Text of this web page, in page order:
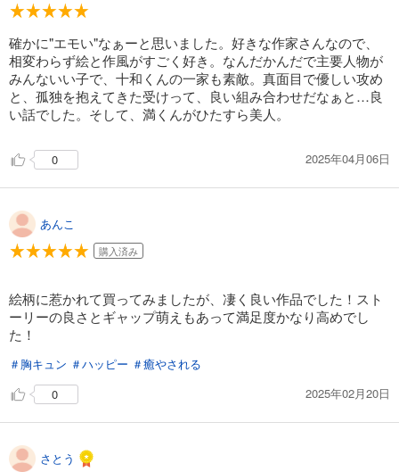
確かに"エモい"なぁーと思いました。好きな作家さんなので、
相変わらず絵と作風がすごく好き。なんだかんだで主要人物が
みんないい子で、十和くんの一家も素敵。真面目で優しい攻め
と、孤独を抱えてきた受けって、良い組み合わせだなぁと…良
い話でした。そして、満くんがひたすら美人。
0 2025年04月06日
あんこ
購入済み
絵柄に惹かれて買ってみましたが、凄く良い作品でした！スト
ーリーの良さとギャップ萌えもあって満足度かなり高めでし
た！
＃胸キュン ＃ハッピー ＃癒やされる
0
2025年02月20日
さとう